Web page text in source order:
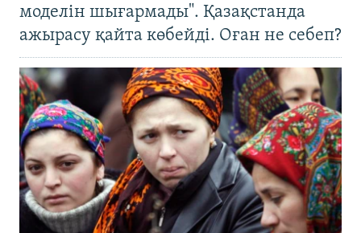
моделін шығармады". Қазақстанда
ажырасу қайта көбейді. Оған не себеп?